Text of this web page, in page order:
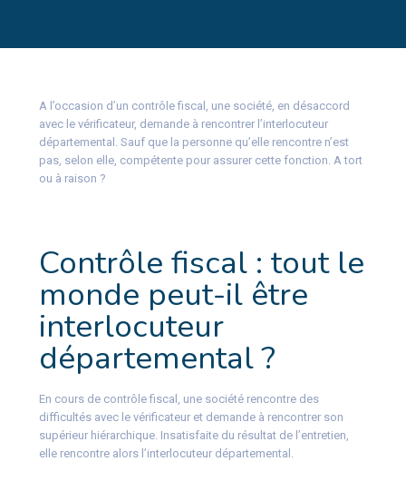
A l’occasion d’un contrôle fiscal, une société, en désaccord
avec le vérificateur, demande à rencontrer l’interlocuteur
départemental. Sauf que la personne qu’elle rencontre n’est
pas, selon elle, compétente pour assurer cette fonction. A tort
ou à raison ?
Contrôle fiscal : tout le
monde peut-il être
interlocuteur
départemental ?
En cours de contrôle fiscal, une société rencontre des
difficultés avec le vérificateur et demande à rencontrer son
supérieur hiérarchique. Insatisfaite du résultat de l’entretien,
elle rencontre alors l’interlocuteur départemental.